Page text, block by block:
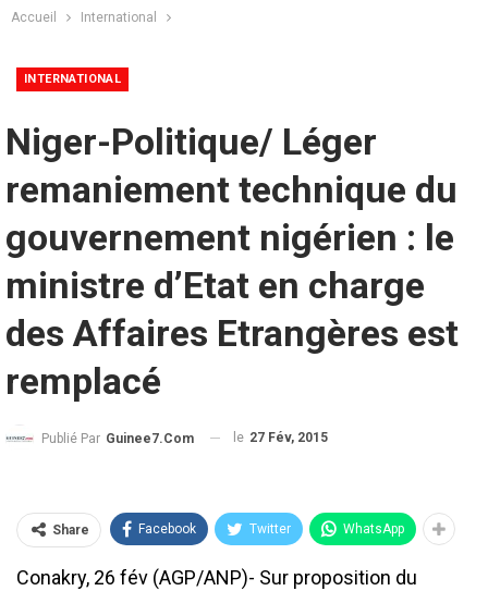
Accueil International
INTERNATIONAL
Niger-Politique/ Léger
remaniement technique du
gouvernement nigérien : le
ministre d’Etat en charge
des Affaires Etrangères est
remplacé
Publié Par Guinee7.com le 27 Fév, 2015
Share Facebook Twitter WhatsApp
Conakry, 26 fév (AGP/ANP)- Sur proposition du